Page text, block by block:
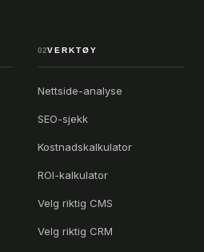
02VERKTØY
Nettside-analyse
SEO-sjekk
Kostnadskalkulator
ROI-kalkulator
Velg riktig CMS
Velg riktig CRM